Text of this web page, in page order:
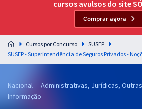
Residências Multiprofissionais
Preparação completa e intensiva para as principais
residências em saúde do Brasil
Assinatura Ilimitada
cursos avulsos do site
Comprar agora
Cursos por Concurso
SUSEP
Nacional - Administrativas, Jurídicas,
Informação